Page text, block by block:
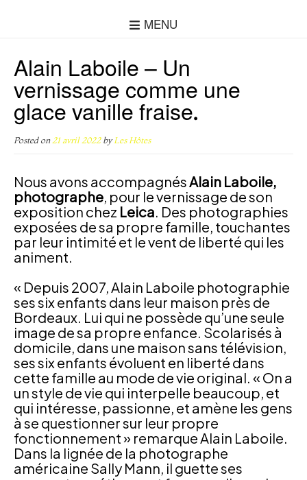
MENU
Alain Laboile – Un
vernissage comme une
glace vanille fraise.
Posted on 21 avril 2022by Les Hôtes
Nous avons accompagnés Alain Laboile,
photographe, pour le vernissage de son
exposition chez Leica. Des photographies
exposées de sa propre famille, touchantes
par leur intimité et le vent de liberté qui les
animent.
« Depuis 2007, Alain Laboile photographie
ses six enfants dans leur maison près de
Bordeaux. Lui qui ne possède qu’une seule
image de sa propre enfance. Scolarisés à
domicile, dans une maison sans télévision,
ses six enfants évoluent en liberté dans
cette famille au mode de vie original. « On a
un style de vie qui interpelle beaucoup, et
qui intéresse, passionne, et amène les gens
à se questionner sur leur propre
fonctionnement » remarque Alain Laboile.
Dans la lignée de la photographe
américaine Sally Mann, il guette ses